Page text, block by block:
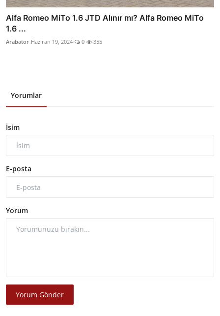
Alfa Romeo MiTo 1.6 JTD Alınır mı? Alfa Romeo MiTo
1.6 ...
Arabator Haziran 19, 2024 0 355
Yorumlar
İsim
E-posta
Yorum
Yorum Gönder